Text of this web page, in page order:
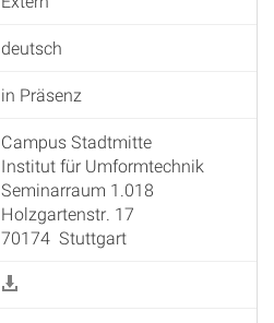
deutsch
in Präsenz
Campus Stadtmitte
Institut für Umformtechnik
Seminarraum 1.018
Holzgartenstr. 17
70174 Stuttgart